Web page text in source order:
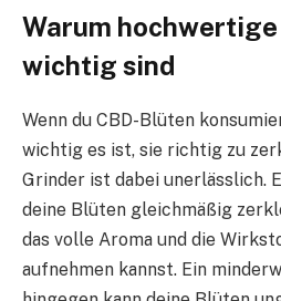
Warum
wichtig sind
Wenn du CBD-Blüten
wichtig es ist, sie richtig zu
Grinder ist dabei unerlässlich.
deine Blüten gleichmäßig
das volle Aroma und die
aufnehmen kannst. Ein